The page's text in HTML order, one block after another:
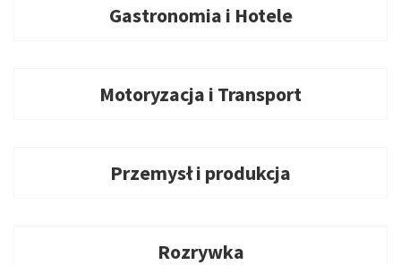
Gastronomia i Hotele
Motoryzacja i Transport
Przemysł i produkcja
Rozrywka